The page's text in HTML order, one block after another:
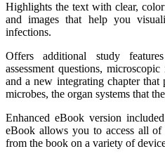
Highlights the text with clear,
and images that help you
infections.
Offers additional study
assessment questions,
and a new integrating chapter
microbes, the organ systems that
Enhanced eBook version
eBook allows you to access all of
from the book on a variety of